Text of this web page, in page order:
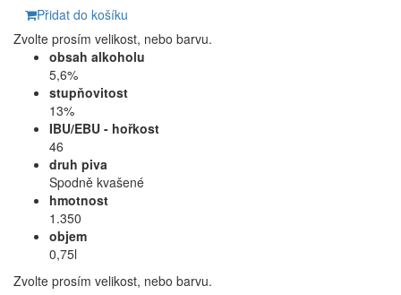
Přidat do košíku
Zvolte prosím velikost, nebo barvu.
obsah alkoholu
5,6%
stupňovitost
13%
IBU/EBU - hořkost
46
druh piva
Spodně kvašené
hmotnost
1.350
objem
0,75l
Zvolte prosím velikost, nebo barvu.